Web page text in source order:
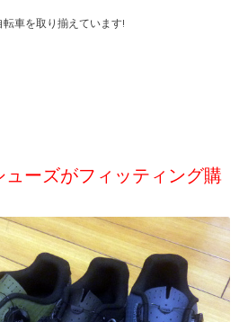
車を取り揃えています!
ューズがフィッティング購